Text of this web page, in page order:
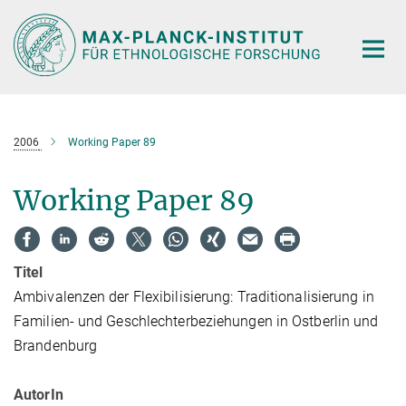
Hauptinhalt
2006 Working Paper 89
Working Paper 89
Titel
Ambivalenzen der Flexibilisierung: Traditionalisierung in
Familien- und Geschlechterbeziehungen in Ostberlin und
Brandenburg
AutorIn